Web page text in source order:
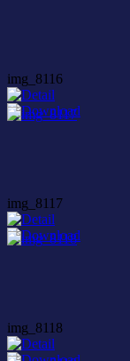
img_8116
img_8117
img_8118